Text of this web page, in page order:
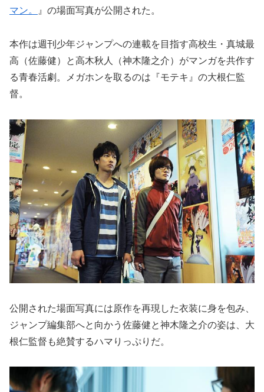
マン。
』の場面写真が公開された。
本作は週刊少年ジャンプへの連載を目指す高校生・真城最
高（佐藤健）と高木秋人（神木隆之介）がマンガを共作す
る青春活劇。メガホンを取るのは『モテキ』の大根仁監
督。
公開された場面写真には原作を再現した衣装に身を包み、
ジャンプ編集部へと向かう佐藤健と神木隆之介の姿は、大
根仁監督も絶賛するハマりっぷりだ。